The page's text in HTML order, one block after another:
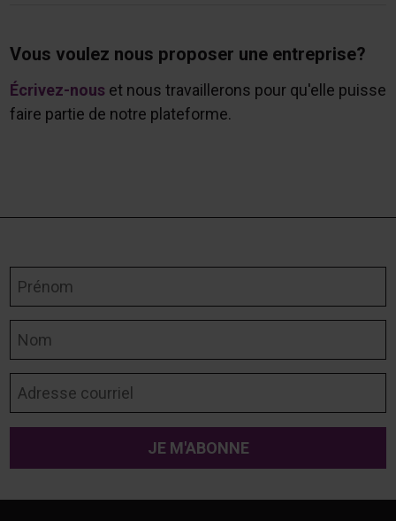
Vous voulez nous proposer une entreprise?
Écrivez-nouset nous travaillerons pour qu'elle puisse
faire partie de notre plateforme.